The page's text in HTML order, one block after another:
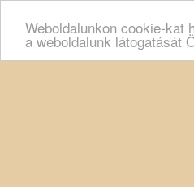
Weboldalunkon cookie-kat
a weboldalunk látogatását